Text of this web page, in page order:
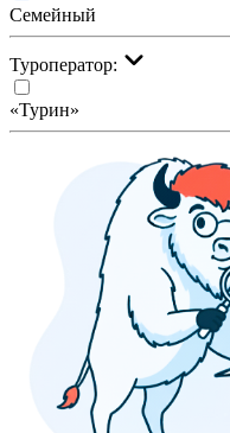
Семейный
Туроператор:
«Турин»